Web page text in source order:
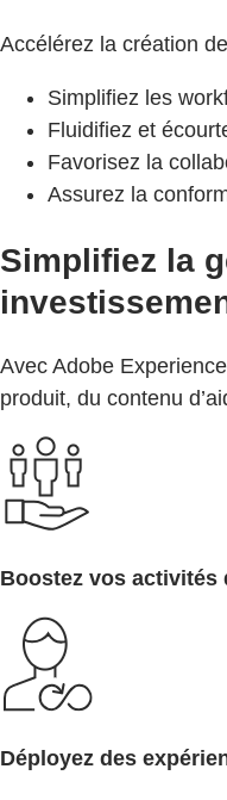
Accélérez la création
Simplifiez les
Fluidifiez et
Favorisez la
Assurez la
Simplifiez la
Avec Adobe
produit, du contenu
Boostez vos activités
Déployez des